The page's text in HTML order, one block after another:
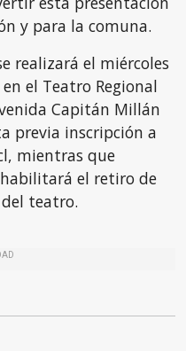
y para la comuna.
realizará el miércoles
el Teatro Regional
Capitán Millán
previa inscripción a
mientras que
el retiro de
teatro.